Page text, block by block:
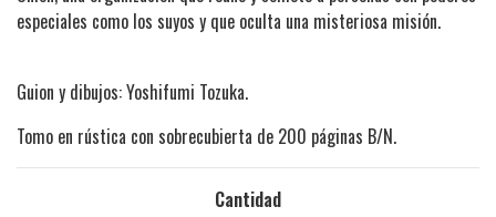
especiales como los suyos y que oculta una misteriosa misión.
Guion y dibujos: Yoshifumi Tozuka.
Tomo en rústica con sobrecubierta de 200 páginas B/N.
Cantidad